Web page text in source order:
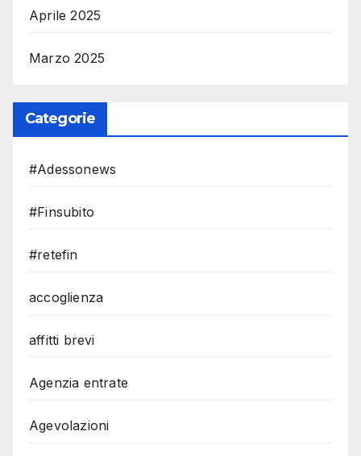
Aprile 2025
Marzo 2025
Categorie
#Adessonews
#Finsubito
#retefin
accoglienza
affitti brevi
Agenzia entrate
Agevolazioni